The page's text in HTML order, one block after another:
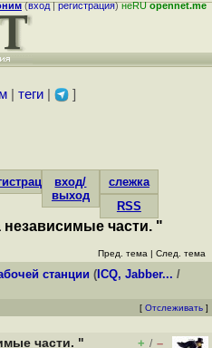
(вход|регистрация)неRUopennet.me
| теги| ]
вход/
выход
слежка
RSS
независимые части. "
Пред. тема | След. тема
станции ( ICQ, Jabber... /
[ Отслеживать ]
части. " + / –